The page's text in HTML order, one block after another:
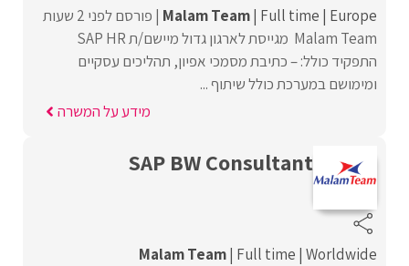
Malam Team Full time Europe
פורסם לפני 2 שעות
Malam Team מגייסת לארגון גדול מיישם/ת SAP HR
התפקיד כולל: – כתיבת מסמכי אפיון, תהליכים עסקיים
ומימושם במערכת כולל שיתוף ...
מידע על המשרה
SAP BW Consultant
Malam Team Full time Worldwide